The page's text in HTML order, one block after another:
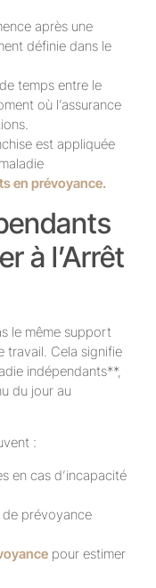
après une
définie dans le
temps entre le
où l’assurance
est appliquée
en prévoyance.
à l’Arrêt
le même support
travail. Cela signifie
indépendants**,
du jour au
:
en cas d’incapacité
prévoyance
pour estimer